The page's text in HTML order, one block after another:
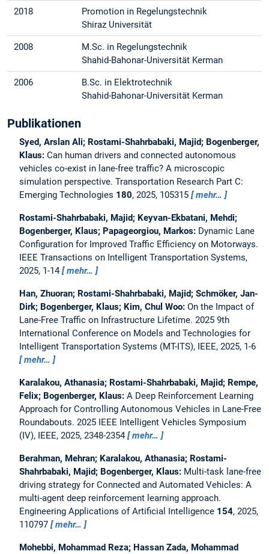
2018
Promotion in Regelungstechnik
Shiraz Universität
2008
M.Sc. in Regelungstechnik
Shahid-Bahonar-Universität Kerman
2006
B.Sc. in Elektrotechnik
Shahid-Bahonar-Universität Kerman
Publikationen
Syed, Arslan Ali; Rostami-Shahrbabaki, Majid; Bogenberger,
Klaus: Can human drivers and connected autonomous
vehicles co-exist in lane-free traffic? A microscopic
simulation perspective. Transportation Research Part C:
Emerging Technologies 180, 2025, 105315 mehr…
Rostami-Shahrbabaki, Majid; Keyvan-Ekbatani, Mehdi;
Bogenberger, Klaus; Papageorgiou, Markos: Dynamic Lane
Configuration for Improved Traffic Efficiency on Motorways.
IEEE Transactions on Intelligent Transportation Systems,
2025, 1-14
mehr…
Han, Zhuoran; Rostami-Shahrbabaki, Majid; Schmöker, Jan-
Dirk; Bogenberger, Klaus; Kim, Chul Woo: On the Impact of
Lane-Free Traffic on Infrastructure Lifetime. 2025 9th
International Conference on Models and Technologies for
Intelligent Transportation Systems (MT-ITS), IEEE, 2025, 1-6
mehr…
Karalakou, Athanasia; Rostami-Shahrbabaki, Majid; Rempe,
Felix; Bogenberger, Klaus: A Deep Reinforcement Learning
Approach for Controlling Autonomous Vehicles in Lane-Free
Roundabouts. 2025 IEEE Intelligent Vehicles Symposium
(IV), IEEE, 2025, 2348-2354
mehr…
Berahman, Mehran; Karalakou, Athanasia; Rostami-
Shahrbabaki, Majid; Bogenberger, Klaus: Multi-task lane-free
driving strategy for Connected and Automated Vehicles: A
multi-agent deep reinforcement learning approach.
Engineering Applications of Artificial Intelligence 154, 2025,
110797
mehr…
Mohebbi, Mohammad Reza; Hassan Zada, Mohammad